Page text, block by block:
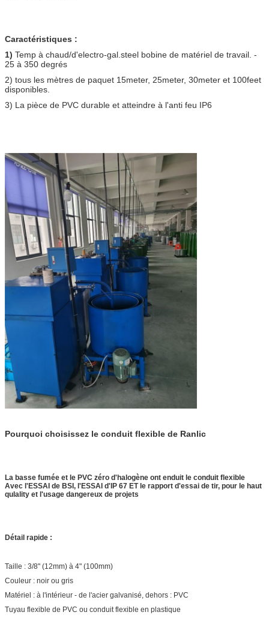
Caractéristiques :
1) Temp à chaud/d'electro-gal.steel bobine de matériel de travail. -
25 à 350 degrés
2) tous les mètres de paquet 15meter, 25meter, 30meter et 100feet
disponibles.
3) La pièce de PVC durable et atteindre à l'anti feu IP6
Pourquoi choisissez le conduit flexible de Ranlic
La basse fumée et le PVC zéro d'halogène ont enduit le conduit flexible
Avec l'ESSAI de BSI, l'ESSAI d'IP 67 ET le rapport d'essai de tir, pour le haut
qulality et l'usage dangereux de projets
Détail rapide :
Taille : 3/8" (12mm) à 4" (100mm)
Couleur : noir ou gris
Matériel : à l'intérieur - de l'acier galvanisé, dehors : PVC
Tuyau flexible de PVC ou conduit flexible en plastique